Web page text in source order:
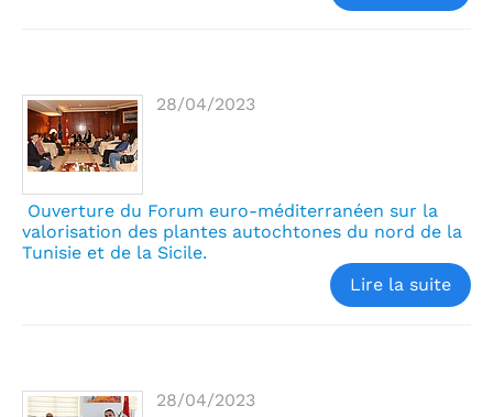
28/04/2023
Ouverture du Forum euro-méditerranéen sur la
valorisation des plantes autochtones du nord de la
Tunisie et de la Sicile.
Lire la suite
28/04/2023